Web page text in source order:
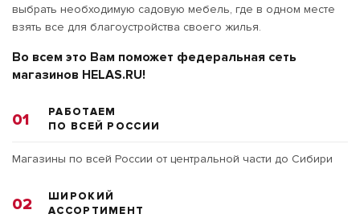
01
РАБОТАЕМ
ПО ВСЕЙ РОССИИ
Магазины по всей России от центральной части до Сибири
02
ШИРОКИЙ
АССОРТИМЕНТ
выбрать необходимую садовую мебель, где в одном месте
взять все для благоустройства своего жилья.
Во всем это Вам поможет федеральная сеть
магазинов HELAS.RU!